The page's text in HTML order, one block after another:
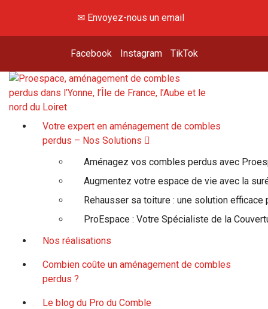
✉ Envoyez-nous un email
Facebook Instagram TikTok
Hey, viens voir là-haut !
Votre expert en aménagement de combles
perdus – Nos Solutions
Aménagez vos combles perdus avec
Augmentez votre espace de vie avec la
Rehausser sa toiture : une solution
ProEspace : Votre Spécialiste de la
Nos réalisations
Combien coûte un aménagement de combles
perdus ?
Le blog du Pro du Comble